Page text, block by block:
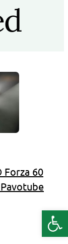
Forza 60